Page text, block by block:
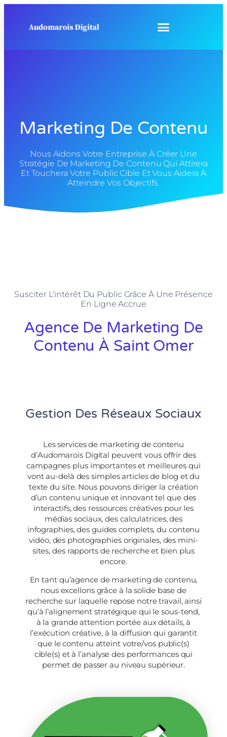
Marketing De Contenu
Nous Aidons Votre Entreprise À Créer Une
Stratégie De Marketing De Contenu Qui Attirera
Et Touchera Votre Public Cible Et Vous Aidera À
Atteindre Vos Objectifs.
Susciter L'intérêt Du Public Grâce À Une Présence
En Ligne Accrue
Agence De Marketing De
Contenu À Saint Omer
Gestion Des Réseaux Sociaux
Les services de marketing de contenu
d’Audomarois Digital peuvent vous offrir des
campagnes plus importantes et meilleures qui
vont au-delà des simples articles de blog et du
texte du site. Nous pouvons diriger la création
d’un contenu unique et innovant tel que des
interactifs, des ressources créatives pour les
médias sociaux, des calculatrices, des
infographies, des guides complets, du contenu
vidéo, des photographies originales, des mini-
sites, des rapports de recherche et bien plus
encore.
En tant qu’agence de marketing de contenu,
nous excellons grâce à la solide base de
recherche sur laquelle repose notre travail, ainsi
qu’à l’alignement stratégique qui le sous-tend,
à la grande attention portée aux détails, à
l’exécution créative, à la diffusion qui garantit
que le contenu atteint votre/vos public(s)
cible(s) et à l’analyse des performances qui
permet de passer au niveau supérieur.